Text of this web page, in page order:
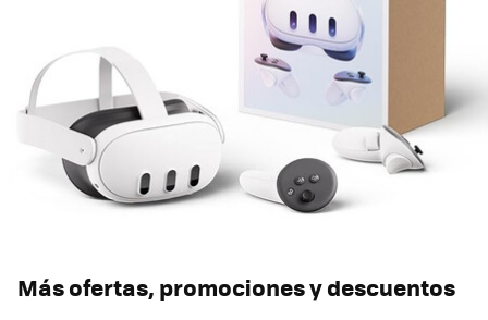
Más ofertas, promociones y descuentos